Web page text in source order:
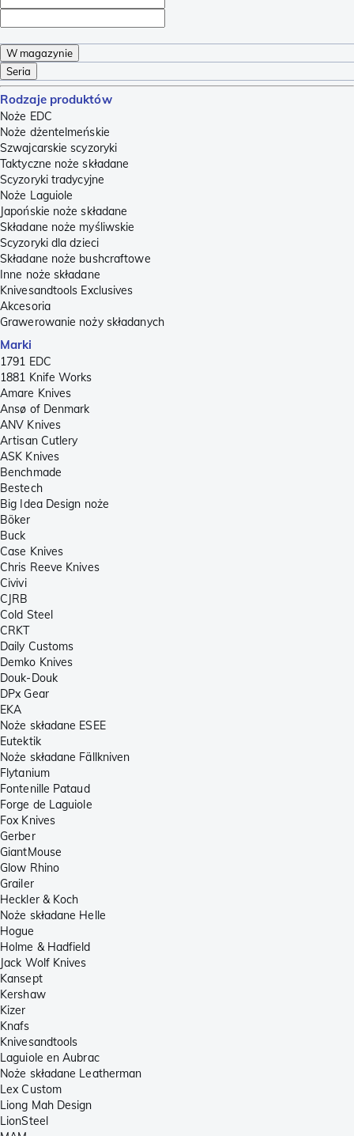
W magazynie
Seria
Rodzaje produktów
Noże EDC
Noże dżentelmeńskie
Szwajcarskie scyzoryki
Taktyczne noże składane
Scyzoryki tradycyjne
Noże Laguiole
Japońskie noże składane
Składane noże myśliwskie
Scyzoryki dla dzieci
Składane noże bushcraftowe
Inne noże składane
Knivesandtools Exclusives
Akcesoria
Grawerowanie noży składanych
Marki
1791 EDC
1881 Knife Works
Amare Knives
Ansø of Denmark
ANV Knives
Artisan Cutlery
ASK Knives
Benchmade
Bestech
Big Idea Design noże
Böker
Buck
Case Knives
Chris Reeve Knives
Civivi
CJRB
Cold Steel
CRKT
Daily Customs
Demko Knives
Douk-Douk
DPx Gear
EKA
Noże składane ESEE
Eutektik
Noże składane Fällkniven
Flytanium
Fontenille Pataud
Forge de Laguiole
Fox Knives
Gerber
GiantMouse
Glow Rhino
Grailer
Heckler & Koch
Noże składane Helle
Hogue
Holme & Hadfield
Jack Wolf Knives
Kansept
Kershaw
Kizer
Knafs
Knivesandtools
Laguiole en Aubrac
Noże składane Leatherman
Lex Custom
Liong Mah Design
LionSteel